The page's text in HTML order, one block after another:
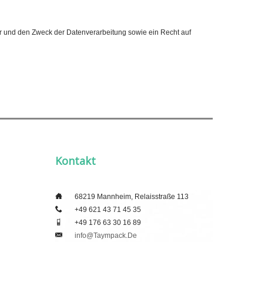
den Zweck der Datenverarbeitung sowie ein Recht auf
Kontakt
___ 68219 Mannheim, Relaisstraße 113
___ +49 621 43 71 45 35
+49 176 63 30 16 89
___ Info@taympack.de